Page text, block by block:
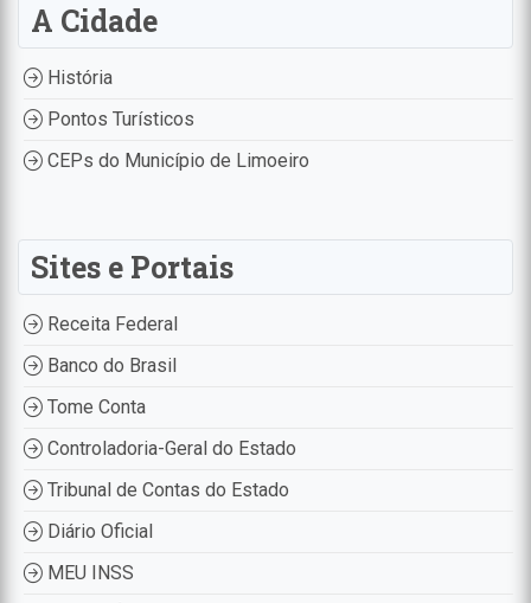
A Cidade
História
Pontos Turísticos
CEPs do Município de Limoeiro
Sites e Portais
Receita Federal
Banco do Brasil
Tome Conta
Controladoria-Geral do Estado
Tribunal de Contas do Estado
Diário Oficial
MEU INSS